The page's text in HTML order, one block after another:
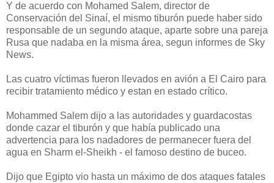
Y de acuerdo con Mohamed Salem, director de
Conservación del Sinaí, el mismo tiburón puede haber sido
responsable de un segundo ataque, aparte sobre una pareja
Rusa que nadaba en la misma área, segun informes de Sky
News.
Las cuatro víctimas fueron llevados en avión a El Cairo para
recibir tratamiento médico y estan en estado crítico.
Mohammed Salem dijo a las autoridades y guardacostas
donde cazar el tiburón y que había publicado una
advertencia para los nadadores de permanecer fuera del
agua en Sharm el-Sheikh - el famoso destino de buceo.
Dijo que Egipto vio hasta un máximo de dos ataques fatales